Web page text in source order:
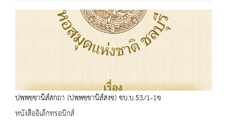
ปพฺพชฺชานิสํสกถา (ปพฺพชฺชานิสํสงฺข) ชบ.บ.53/1-1ข
หนังสืออิเล็กทรอนิกส์